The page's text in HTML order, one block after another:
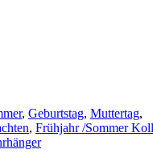
, Geburtstag, Muttertag,
, Frühjahr /Sommer